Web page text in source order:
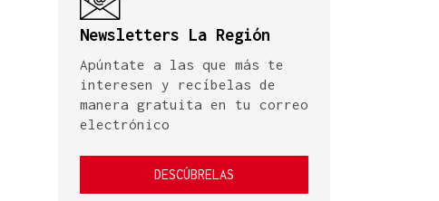
Newsletters La Región
Apúntate a las que más te
interesen y recíbelas de
manera gratuita en tu correo
electrónico
DESCÚBRELAS